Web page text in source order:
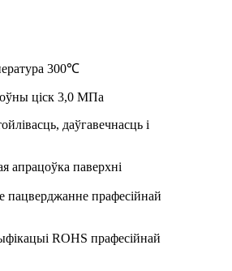
300℃
ціск 3,0 МПа
даўгавечнасць і
апрацоўка паверхні
пацверджанне прафесійнай
ROHS прафесійнай